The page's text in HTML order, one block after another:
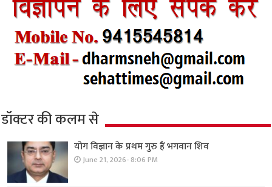
डॉक्टर की कलम से
योग विज्ञान के प्रथम गुरु हैं भगवान शिव
June 21, 2026- 8:06 PM